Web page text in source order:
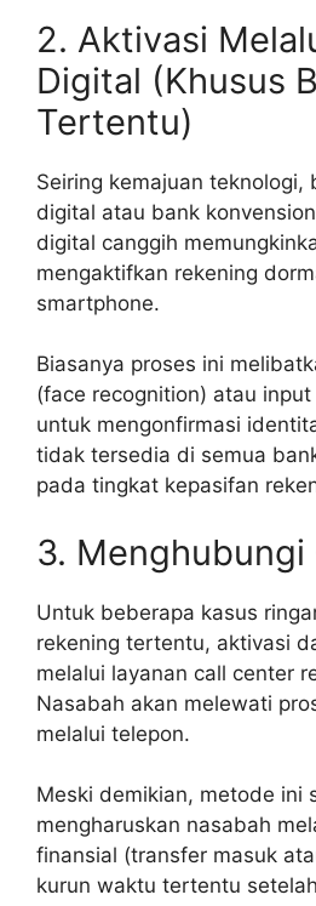
2. Aktivasi
Digital (Khusus
Tertentu)
Seiring kemajuan teknologi,
digital atau bank
digital canggih
mengaktifkan rekening
smartphone.
Biasanya proses ini
(face recognition) atau
untuk mengonfirmasi
tidak tersedia di semua
pada tingkat kepasifan
3.
Untuk beberapa kasus
rekening tertentu, aktivasi
melalui layanan call center
Nasabah akan melewati
melalui telepon.
Meski demikian, metode ini
mengharuskan nasabah
finansial (transfer masuk
kurun waktu tertentu